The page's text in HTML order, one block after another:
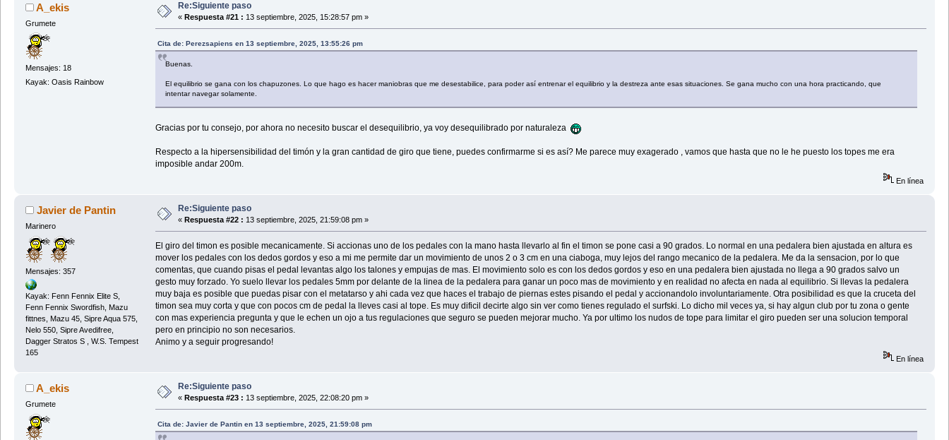
A_ekis
Grumete
Mensajes: 18
Kayak: Oasis Rainbow
Re:Siguiente paso
« Respuesta #21 : 13 septiembre, 2025, 15:28:57 pm »
Cita de: Perezsapiens en 13 septiembre, 2025, 13:55:26 pm
Buenas.
El equilibrio se gana con los chapuzones. Lo que hago es hacer maniobras que me desestabilice, para poder así entrenar el equilibrio y la destreza ante esas situaciones. Se gana mucho con una hora practicando, que
intentar navegar solamente.
Gracias por tu consejo, por ahora no necesito buscar el desequilibrio, ya voy desequilibrado por naturaleza
Respecto a la hipersensibilidad del timón y la gran cantidad de giro que tiene, puedes confirmarme si es así? Me parece muy exagerado , vamos que hasta que no le he puesto los topes me era
imposible andar 200m.
En línea
Javier de Pantin
Marinero
Mensajes: 357
Kayak: Fenn Fennix Elite S,
Fenn Fennix Swordfish, Mazu
fittnes, Mazu 45, Sipre Aqua 575,
Nelo 550, Sipre Avedifree,
Dagger Stratos S , W.S. Tempest
165
Re:Siguiente paso
« Respuesta #22 : 13 septiembre, 2025, 21:59:08 pm »
El giro del timon es posible mecanicamente. Si accionas uno de los pedales con la mano hasta llevarlo al fin el timon se pone casi a 90 grados. Lo normal en una pedalera bien ajustada en altura es
mover los pedales con los dedos gordos y eso a mi me permite dar un movimiento de unos 2 o 3 cm en una ciaboga, muy lejos del rango mecanico de la pedalera. Me da la sensacion, por lo que
comentas, que cuando pisas el pedal levantas algo los talones y empujas de mas. El movimiento solo es con los dedos gordos y eso en una pedalera bien ajustada no llega a 90 grados salvo un
gesto muy forzado. Yo suelo llevar los pedales 5mm por delante de la linea de la pedalera para ganar un poco mas de movimiento y en realidad no afecta en nada al equilibrio. Si llevas la pedalera
muy baja es posible que puedas pisar con el metatarso y ahi cada vez que haces el trabajo de piernas estes pisando el pedal y accionandolo involuntariamente. Otra posibilidad es que la cruceta del
timon sea muy corta y que con pocos cm de pedal la lleves casi al tope. Es muy dificil decirte algo sin ver como tienes regulado el surfski. Lo dicho mil veces ya, si hay algun club por tu zona o gente
con mas experiencia pregunta y que le echen un ojo a tus regulaciones que seguro se pueden mejorar mucho. Ya por ultimo los nudos de tope para limitar el giro pueden ser una solucion temporal
pero en principio no son necesarios.
Animo y a seguir progresando!
En línea
A_ekis
Grumete
Re:Siguiente paso
« Respuesta #23 : 13 septiembre, 2025, 22:08:20 pm »
Cita de: Javier de Pantin en 13 septiembre, 2025, 21:59:08 pm